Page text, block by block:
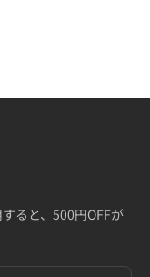
interpolation
Missing interpolation
Missing interpolation
Missing interpolation
ると、500円OFFが